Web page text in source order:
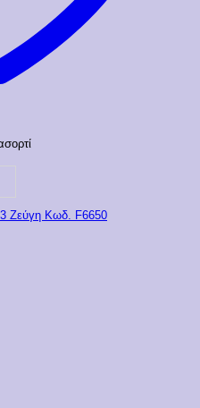
3 Ζεύγη Κωδ. F6650